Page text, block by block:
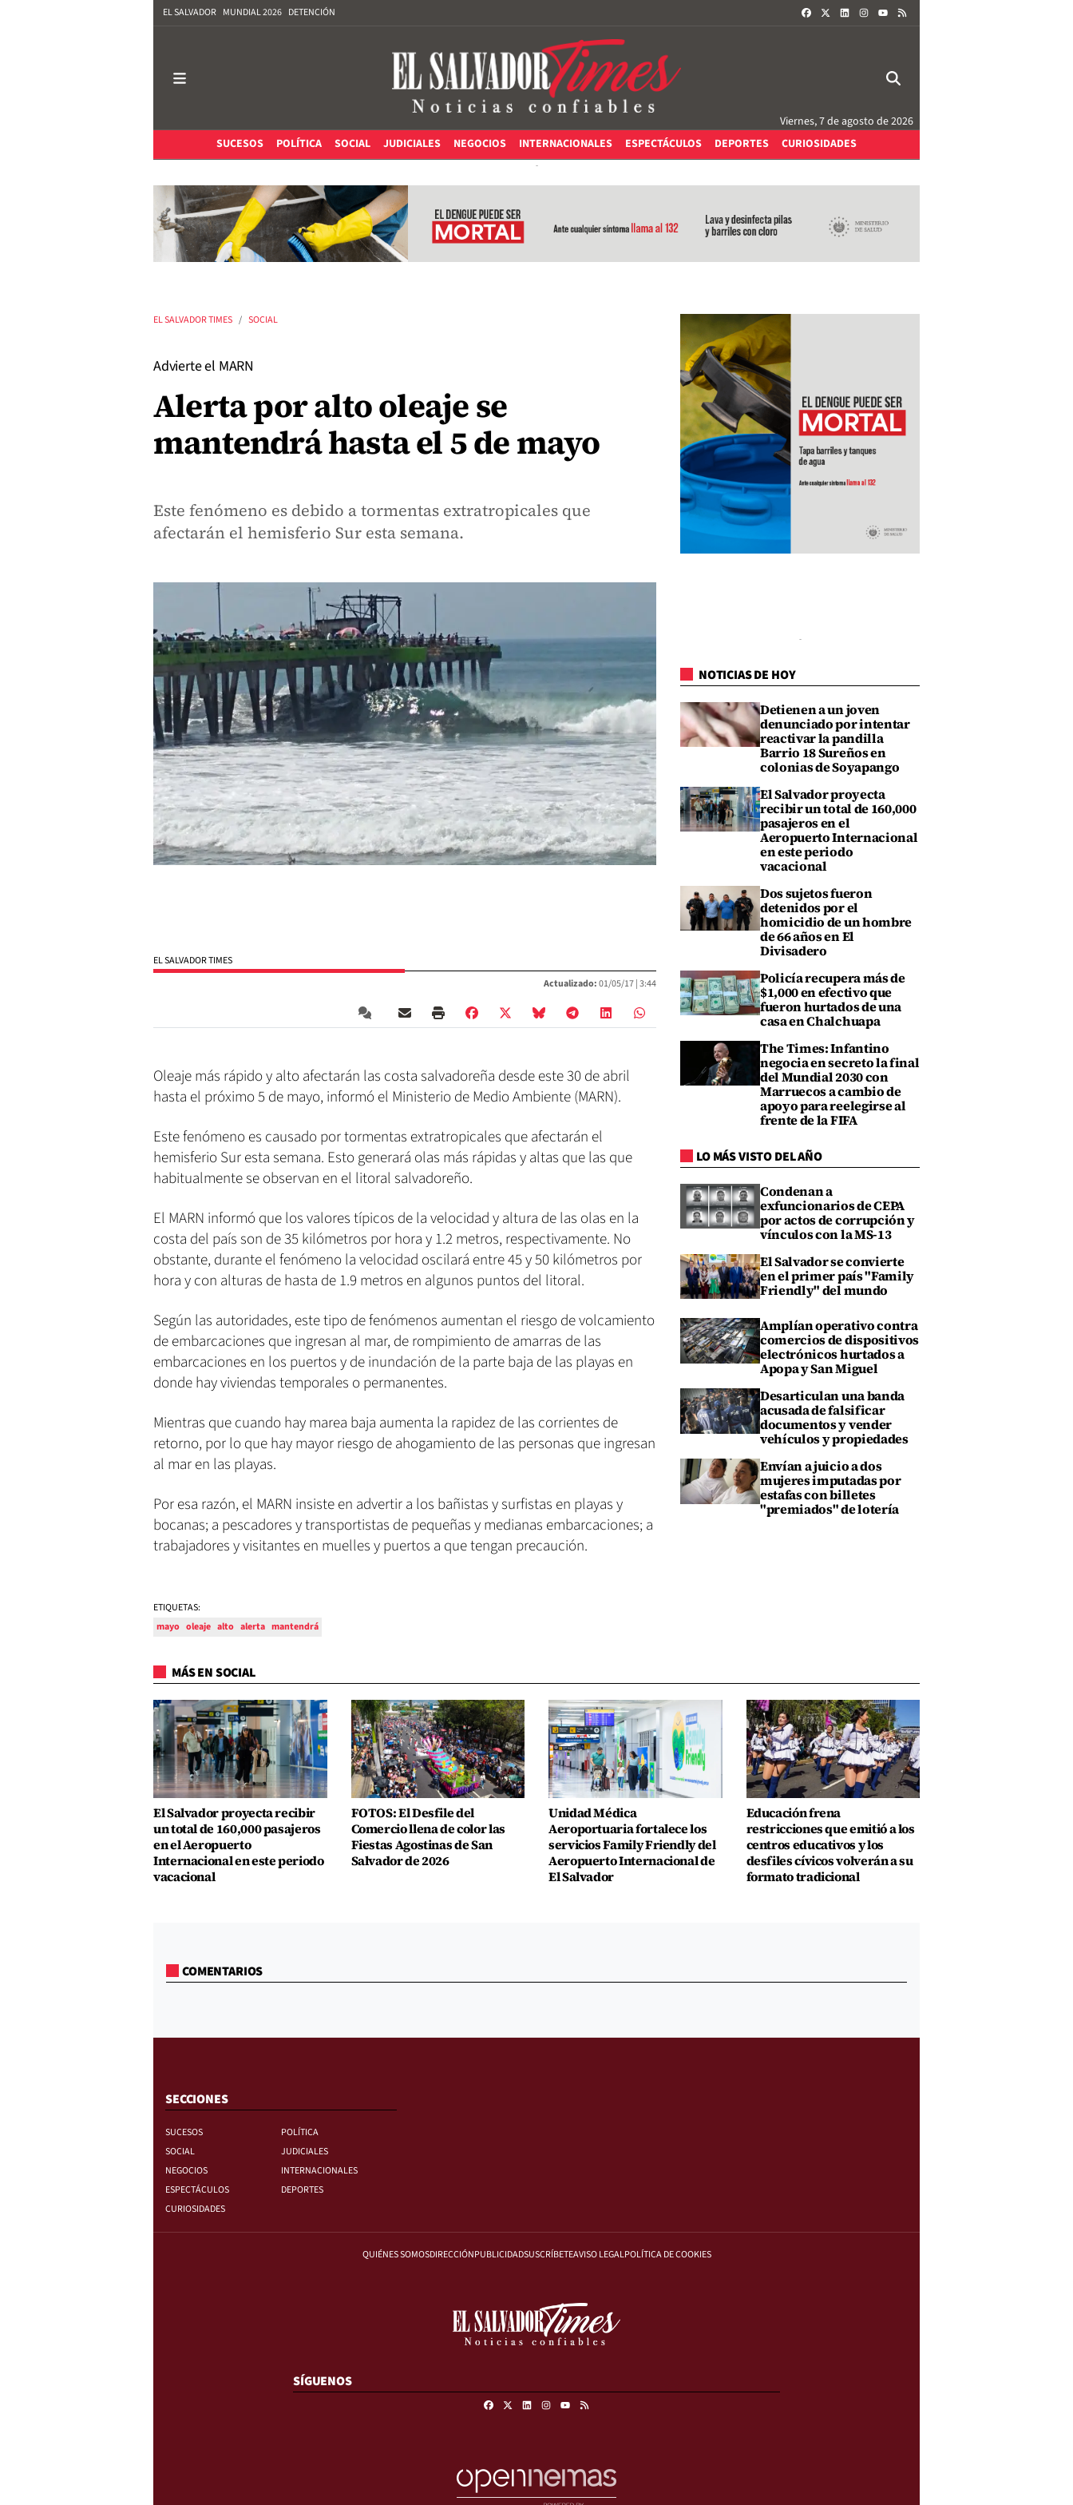
EL SALVADOR MUNDIAL 2026 DETENCIÓN FACEBOOKLINKEDININSTAGRAM
Viernes, 7 de agosto de 2026
SUCESOS
POLÍTICA SOCIAL JUDICIALES NEGOCIOS INTERNACIONALES ESPECTÁCULOS DEPORTES CURIOSIDADES
EL SALVADOR TIMES SOCIAL
Advierte el MARN
Alerta por alto oleaje se
mantendrá hasta el 5 de mayo
Este fenómeno es debido a tormentas extratropicales que
afectarán el hemisferio Sur esta semana.
EL SALVADOR TIMES
Actualizado:01/05/17 |3:44
Oleaje más rápido y alto afectarán las costa salvadoreña desde este 30 de abril
hasta el próximo 5 de mayo, informó el Ministerio de Medio Ambiente (MARN).
Este fenómeno es causado por tormentas extratropicales que afectarán el
hemisferio Sur esta semana. Esto generará olas más rápidas y altas que las que
habitualmente se observan en el litoral salvadoreño.
El MARN informó que los valores típicos de la velocidad y altura de las olas en la
costa del país son de 35 kilómetros por hora y 1.2 metros, respectivamente. No
obstante, durante el fenómeno la velocidad oscilará entre 45 y 50 kilómetros por
hora y con alturas de hasta de 1.9 metros en algunos puntos del litoral.
Según las autoridades, este tipo de fenómenos aumentan el riesgo de volcamiento
de embarcaciones que ingresan al mar, de rompimiento de amarras de las
embarcaciones en los puertos y de inundación de la parte baja de las playas en
donde hay viviendas temporales o permanentes.
Mientras que cuando hay marea baja aumenta la rapidez de las corrientes de
retorno, por lo que hay mayor riesgo de ahogamiento de las personas que ingresan
al mar en las playas.
Por esa razón, el MARN insiste en advertir a los bañistas y surfistas en playas y
bocanas; a pescadores y transportistas de pequeñas y medianas embarcaciones; a
trabajadores y visitantes en muelles y puertos a que tengan precaución.
ETIQUETAS:
mayo oleaje alto alerta mantendrá
NOTICIAS DE HOY
Detienen a un joven
denunciado por intentar
reactivar la pandilla
Barrio 18 Sureños en
colonias de Soyapango
El Salvador proyecta
recibir un total de 160,000
pasajeros en el
Aeropuerto Internacional
en este periodo
vacacional
Dos sujetos fueron
detenidos por el
homicidio de un hombre
de 66 años en El
Divisadero
Policía recupera más de
$1,000 en efectivo que
fueron hurtados de una
casa en Chalchuapa
The Times: Infantino
negocia en secreto la final
del Mundial 2030 con
Marruecos a cambio de
apoyo para reelegirse al
frente de la FIFA
LO MÁS VISTO DEL AÑO
Condenan a
exfuncionarios de CEPA
por actos de corrupción y
vínculos con la MS-13
El Salvador se convierte
en el primer país "Family
Friendly" del mundo
Amplían operativo contra
comercios de dispositivos
electrónicos hurtados a
Apopa y San Miguel
Desarticulan una banda
acusada de falsificar
documentos y vender
vehículos y propiedades
Envían a juicio a dos
mujeres imputadas por
estafas con billetes
"premiados" de lotería
MÁS EN SOCIAL
El Salvador proyecta recibir
un total de 160,000 pasajeros
en el Aeropuerto
Internacional en este periodo
vacacional
FOTOS: El Desfile del
Comercio llena de color las
Fiestas Agostinas de San
Salvador de 2026
Unidad Médica
Aeroportuaria fortalece los
servicios Family Friendly del
Aeropuerto Internacional de
El Salvador
Educación frena
restricciones que emitió a los
centros educativos y los
desfiles cívicos volverán a su
formato tradicional
COMENTARIOS
SECCIONES
SUCESOS
POLÍTICA
SOCIAL
JUDICIALES
NEGOCIOS
INTERNACIONALES
ESPECTÁCULOS
DEPORTES
CURIOSIDADES
QUIÉNES SOMOSDIRECCIÓNPUBLICIDADSUSCRÍBETEAVISO LEGALPOLÍTICA DE COOKIES
SÍGUENOS
FacebookLinkedinInstagram